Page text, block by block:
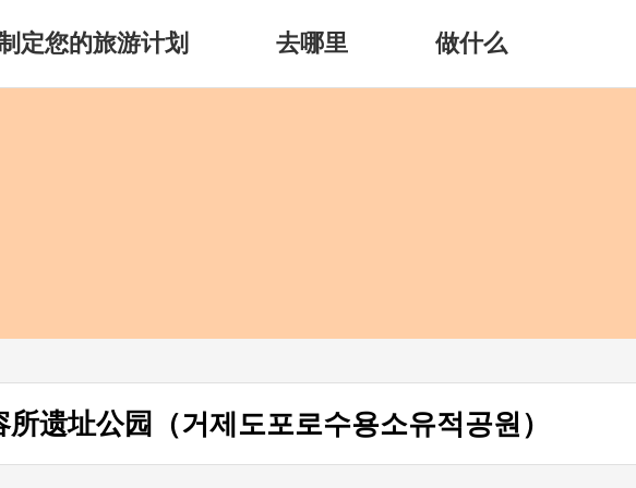
定您的旅游计划 去哪里 做什么
所遗址公园（거제도포로수용소유적공원）